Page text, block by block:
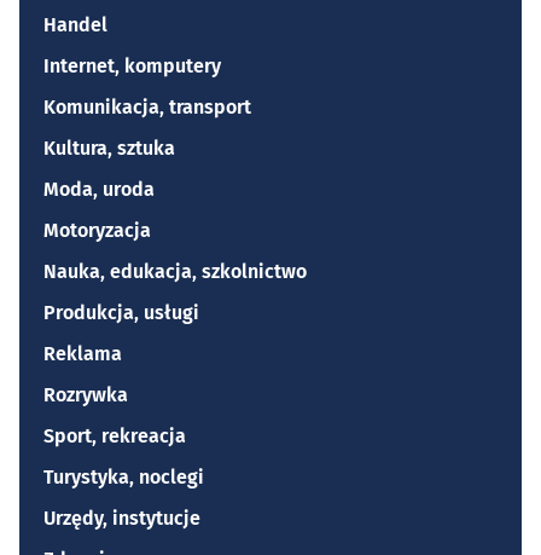
Handel
Internet, komputery
Komunikacja, transport
Kultura, sztuka
Moda, uroda
Motoryzacja
Nauka, edukacja, szkolnictwo
Produkcja, usługi
Reklama
Rozrywka
Sport, rekreacja
Turystyka, noclegi
Urzędy, instytucje